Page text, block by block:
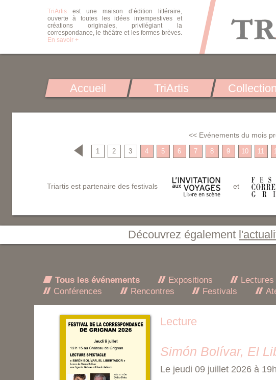
TriArtisest une maison d’édition littéraire,
ouverte à toutes les idées intempestives et
créations originales, privilégiant la
correspondance, le théâtre et les formes brèves.
En savoir +
Accueil TriArtis
<< Evénements du mois
1 2 3 4 5 6 7 8 9 10 11
Triartis est partenaire des festivals et
Découvrez également
Tous les événements Expositions Lectures
Conférences
Rencontres Festivals
Lecture
Simón Bolívar, El
Le jeudi 09 juillet 2026 à